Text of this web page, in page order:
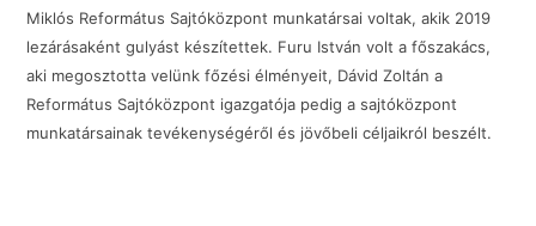
Miklós Református Sajtóközpont munkatársai voltak, akik 2019
lezárásaként gulyást készítettek. Furu István volt a főszakács,
aki megosztotta velünk főzési élményeit, Dávid Zoltán a
Református Sajtóközpont igazgatója pedig a sajtóközpont
munkatársainak tevékenységéről és jövőbeli céljaikról beszélt.